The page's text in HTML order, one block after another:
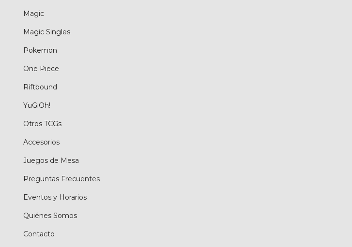
Magic
Magic Singles
Pokemon
One Piece
Riftbound
YuGiOh!
Otros TCGs
Accesorios
Juegos de Mesa
Preguntas Frecuentes
Eventos y Horarios
Quiénes Somos
Contacto